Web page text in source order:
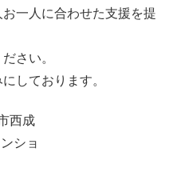
一人に合わせた支援を提
さい。
しております。
西成
ショ